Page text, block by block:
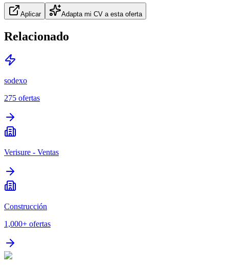
Aplicar Adapta mi CV a esta oferta
Relacionado
sodexo
275 ofertas
Verisure - Ventas
Construcción
1,000+ ofertas